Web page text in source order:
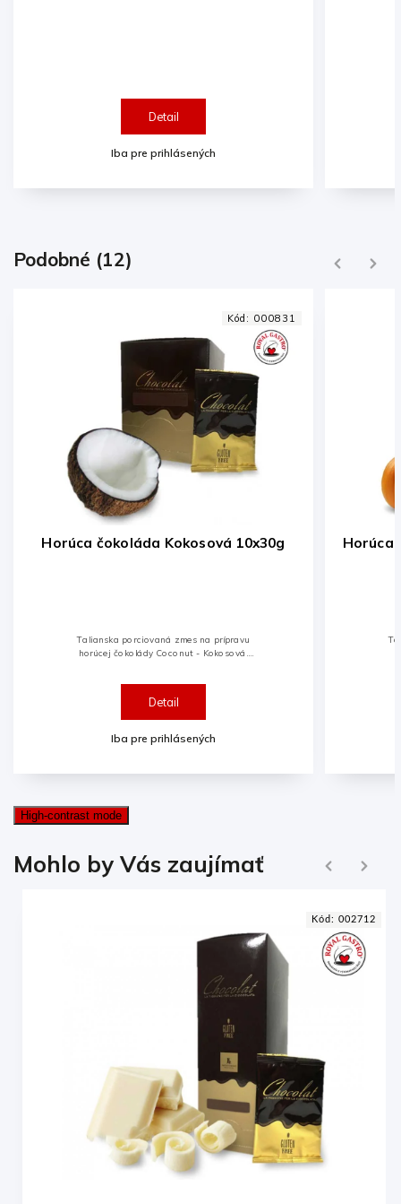
Iba pre prihlásených
Detail
Podobné (12) Previous
Horúca čokoláda Kokosová 10x30g
Iba pre prihlásených
Detail
Talianska porciovaná zmes na prípravu
horúcej čokolády Coconut - Kokosová.
Kód: 000831
Horúca
Next
High-contrast mode
Mohlo by Vás zaujímať
Kód: 002712